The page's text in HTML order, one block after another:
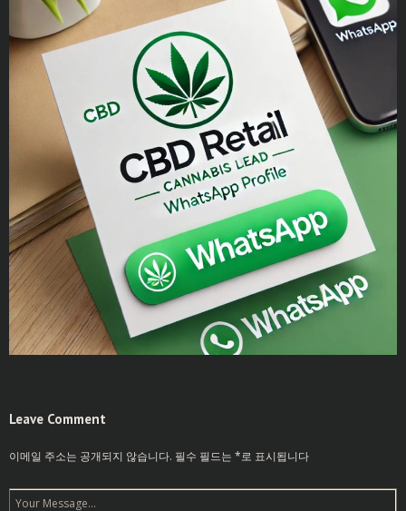
Leave Comment
이메일 주소는 공개되지 않습니다. 필수 필드는 *로 표시됩니다